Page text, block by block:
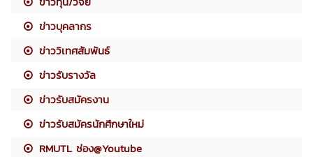
ข่าวบุคลากร
ข่าววิเทศสัมพันธ์
ข่าวรับรางวัล
ข่าวรับสมัครงาน
ข่าวรับสมัครนักศึกษาใหม่
RMUTL ช่อง@Youtube